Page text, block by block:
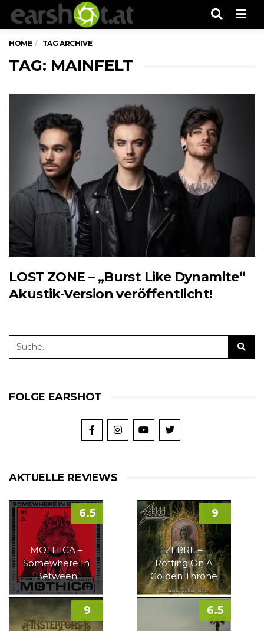
HOME TAG ARCHIVE
TAG: MAINFELT
LOST ZONE – „Burst Like Dynamite“
Akustik-Version veröffentlicht!
FOLGE EARSHOT
AKTUELLE REVIEWS
MOTHICA –
Somewhere In
Between
6.5
ZERRE –
Rotting On A
Golden Throne
9
9 6.5